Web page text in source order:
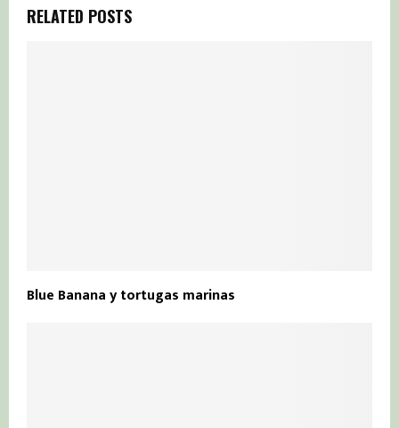
RELATED POSTS
Blue Banana y tortugas marinas